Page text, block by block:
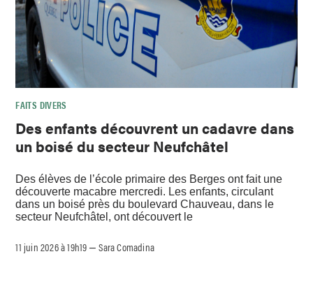
FAITS DIVERS
Des enfants découvrent un cadavre dans
un boisé du secteur Neufchâtel
Des élèves de l’école primaire des Berges ont fait une
découverte macabre mercredi. Les enfants, circulant
dans un boisé près du boulevard Chauveau, dans le
secteur Neufchâtel, ont découvert le
11 juin 2026 à 19h19 –Sara Comadina